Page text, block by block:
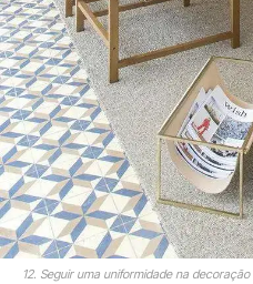
12. Seguir uma uniformidade na